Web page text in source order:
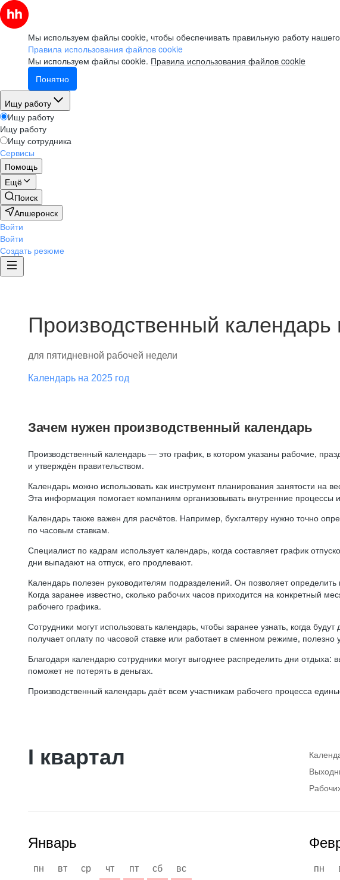
Мы используем файлы cookie, чтобы обеспечивать правильную работу
Правила использования файлов cookie
Мы используем файлы cookie. Правила использования файлов cookie
Понятно
Ищу работу
Ищу работу
Ищу работу
Ищу сотрудника
Сервисы
Помощь
Ещё
Поиск
Апшеронск
Войти
Войти
Создать резюме
Производственный календарь
для пятидневной рабочей недели
Календарь на 2025 год
Зачем нужен производственный календарь
Производственный календарь — это график, в котором указаны рабочие,
и утверждён правительством.
Календарь можно использовать как инструмент планирования занятости
Эта информация помогает компаниям организовывать внутренние процессы
Календарь также важен для расчётов. Например, бухгалтеру нужно точно
по часовым ставкам.
Специалист по кадрам использует календарь, когда составляет график
дни выпадают на отпуск, его продлевают.
Календарь полезен руководителям подразделений. Он позволяет
Когда заранее известно, сколько рабочих часов приходится на конкретный
рабочего графика.
Сотрудники могут использовать календарь, чтобы заранее узнать, когда
получает оплату по часовой ставке или работает в сменном режиме, полезно
Благодаря календарю сотрудники могут выгоднее распределить дни
поможет не потерять в деньгах.
Производственный календарь даёт всем участникам рабочего процесса
I квартал
Январь
пн вт ср чт пт сб
вс
пн